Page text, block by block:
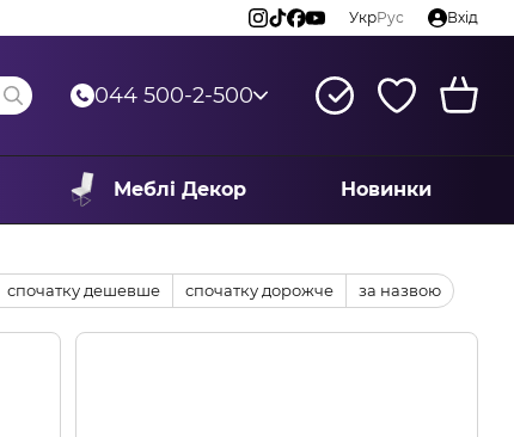
УкрРус Вхід
044 500-2-500
Меблі Декор Новинки
спочатку дешевше спочатку дорожче за назвою